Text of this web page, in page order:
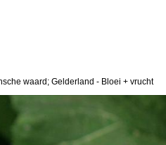
waard; Gelderland - Bloei + vrucht